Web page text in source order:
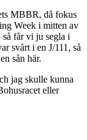
MBBR, då fokus
Week i mitten av
får vi ju segla i
svårt i en J/111, så
sån här.
jag skulle kunna
eller